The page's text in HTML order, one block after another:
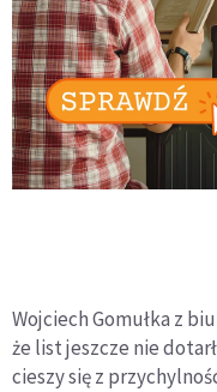
Wojciech Gomułka z
że list jeszcze nie
cieszy się z